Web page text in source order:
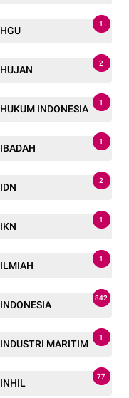
HGU
1
HUJAN
2
HUKUM INDONESIA
1
IBADAH
1
IDN
2
IKN
1
ILMIAH
1
INDONESIA
842
INDUSTRI MARITIM
1
INHIL
77